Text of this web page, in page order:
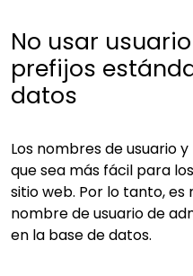
No usar
prefijos
datos
Los nombres de usuario
que sea más fácil para
sitio web. Por lo tanto,
nombre de usuario de
en la base de datos.